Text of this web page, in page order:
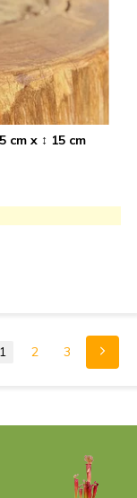
cm x ↕ 15 cm
1 2 3